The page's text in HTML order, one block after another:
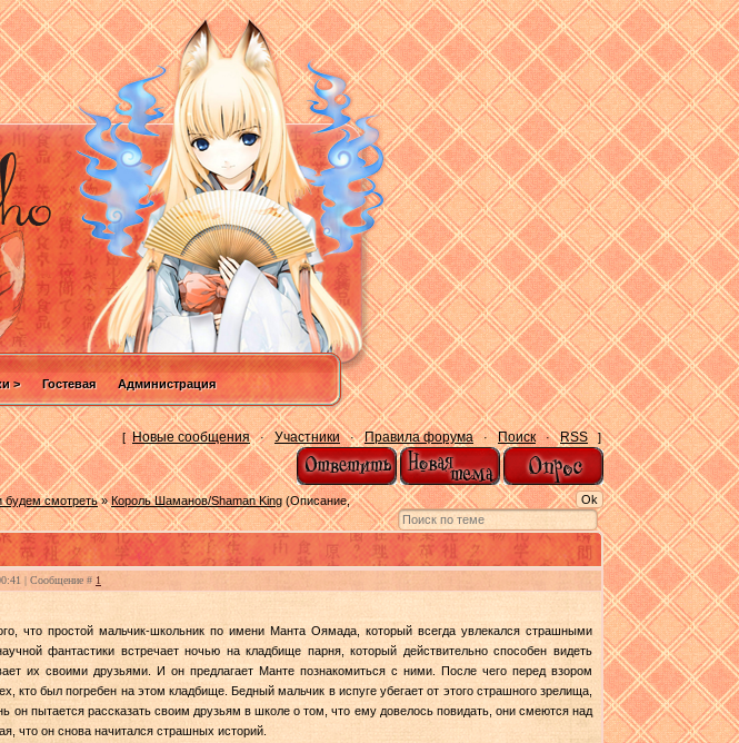
> Гостевая Администрация
[ Новые сообщения · Участники · Правила форума · Поиск · RSS ]
смотреть » Король Шаманов/Shaman King (Описание,
| Сообщение # 1
что простой мальчик-школьник по имени Манта Оямада, который всегда увлекался страшными
фантастики встречает ночью на кладбище парня, который действительно способен видеть
их своими друзьями. И он предлагает Манте познакомиться с ними. После чего перед взором
кто был погребен на этом кладбище. Бедный мальчик в испуге убегает от этого страшного зрелища,
он пытается рассказать своим друзьям в школе о том, что ему довелось повидать, они смеются над
что он снова начитался страшных историй.